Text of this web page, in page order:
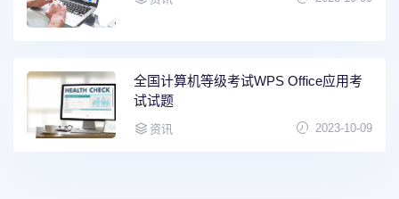
全国计算机等级考试WPS Office应用考
试试题
资讯 2023-10-09